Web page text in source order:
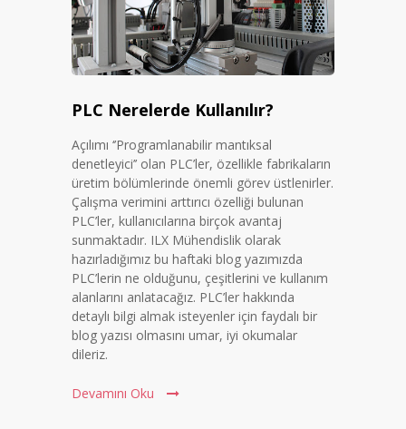
PLC Nerelerde Kullanılır?
Açılımı ‘’Programlanabilir mantıksal
denetleyici’’ olan PLC’ler, özellikle fabrikaların
üretim bölümlerinde önemli görev üstlenirler.
Çalışma verimini arttırıcı özelliği bulunan
PLC’ler, kullanıcılarına birçok avantaj
sunmaktadır. ILX Mühendislik olarak
hazırladığımız bu haftaki blog yazımızda
PLC’lerin ne olduğunu, çeşitlerini ve kullanım
alanlarını anlatacağız. PLC’ler hakkında
detaylı bilgi almak isteyenler için faydalı bir
blog yazısı olmasını umar, iyi okumalar
dileriz.
Devamını Oku